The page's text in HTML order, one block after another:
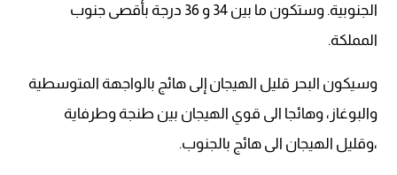
الجنوبية. وستكون ما بين 34 و 36 درجة بأقصى جنوب
المملكة.
وسيكون البحر قليل الهيجان إلى هائج بالواجهة المتوسطية
والبوغاز، وهائجا الى قوي الهيجان بين طنجة وطرفاية
،وقليل الهيجان الى هائج بالجنوب.